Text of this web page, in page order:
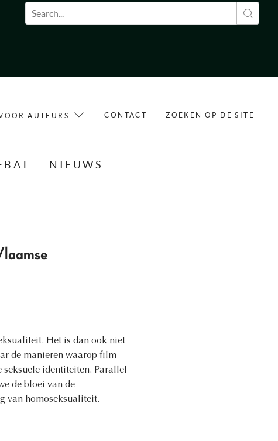
Zoekveld
AUTEURS CONTACT ZOEKEN OP DE SITE
NIEUWS
Het is dan ook niet
de manieren waarop film
identiteiten. Parallel
de bloei van de
van homoseksualiteit.